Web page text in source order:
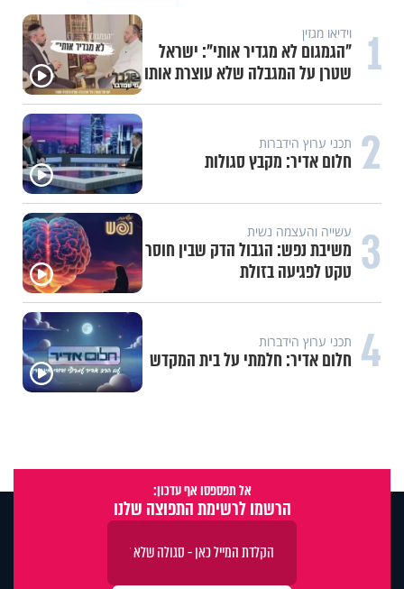
1 וידיאו מגזין
"הגמגום לא מגדיר אותי": ישראל
שטרן על המגבלה שלא עוצרת אותו
2 תכני ערוץ הידברות
חלום אדיר: מקבץ סגולות
3 עשייה והעצמה נשית
משיבת נפש: הגבול הדק שבין חוסר
טקט לפגיעה בזולת
4 תכני ערוץ הידברות
חלום אדיר: חלמתי על בית המקדש
אל תפספסו אף עדכון:
הרשמו לרשימת התפוצה שלנו